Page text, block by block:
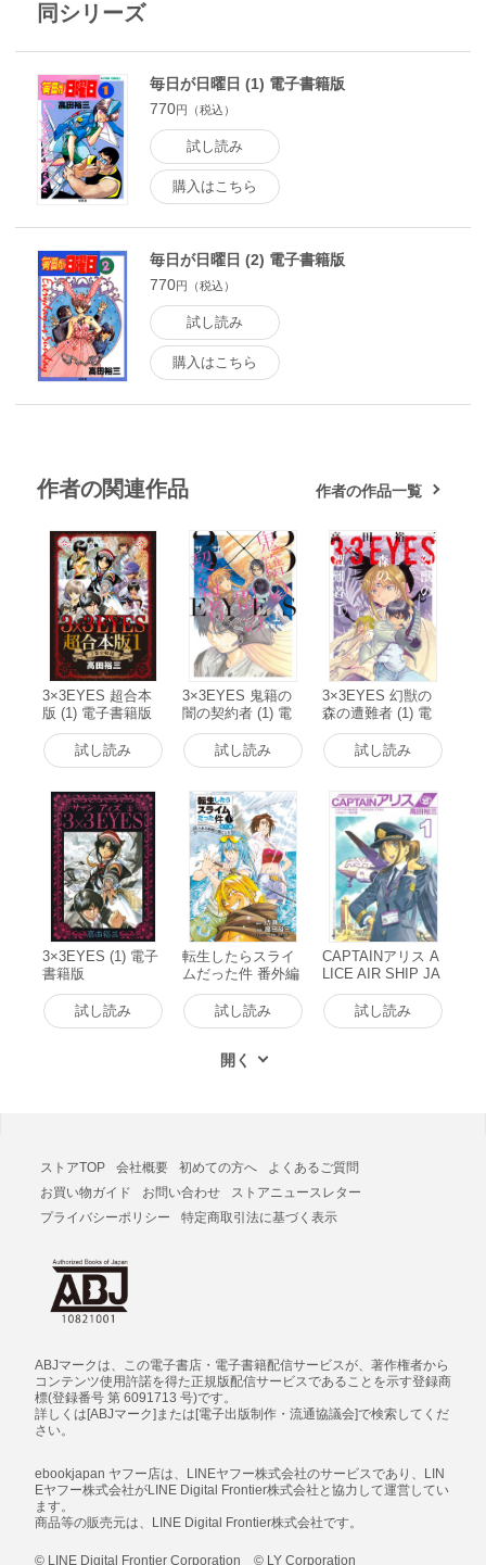
同シリーズ
毎日が日曜日 (1) 電子書籍版
770円（税込）
試し読み
購入はこちら
毎日が日曜日 (2) 電子書籍版
770円（税込）
試し読み
購入はこちら
作者の関連作品 作者の作品一覧
3×3EYES 超合本
版 (1) 電子書籍版
試し読み
3×3EYES 鬼籍の
闇の契約者 (1) 電
子書籍版
試し読み
3×3EYES 幻獣の
森の遭難者 (1) 電
子書籍版
試し読み
3×3EYES (1) 電子
書籍版
試し読み
転生したらスライ
ムだった件 番外編
～とある休暇の過
ごし方～ (1) 電子
書籍版
試し読み
CAPTAINアリス A
LICE AIR SHIP JA
PAN (1) 電子書籍
版
試し読み
ストアTOP 会社概要 初めての方へ
よくあるご質問
お買い物ガイド
お問い合わせ
ストアニュースレター
プライバシーポリシー
特定商取引法に基づく表示
ABJマークは、この電子書店・電子書籍配信サービスが、著作権者から
コンテンツ使用許諾を得た正規版配信サービスであることを示す登録商
標(登録番号 第 6091713 号)です。
詳しくは[ABJマーク]または[電子出版制作・流通協議会]で検索してくだ
さい。
ebookjapan ヤフー店は、LINEヤフー株式会社のサービスであり、LIN
Eヤフー株式会社がLINE Digital Frontier株式会社と協力して運営してい
ます。
商品等の販売元は、LINE Digital Frontier株式会社です。
© LINE Digital Frontier Corporation © LY Corporation